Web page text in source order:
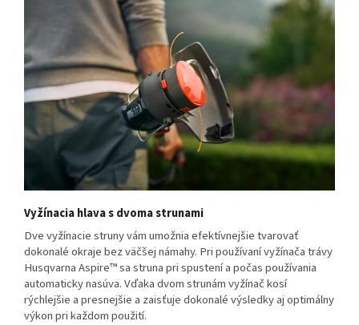
Vyžínacia hlava s dvoma strunami
Dve vyžínacie struny vám umožnia efektívnejšie tvarovať
dokonalé okraje bez väčšej námahy. Pri používaní vyžínača trávy
Husqvarna Aspire™ sa struna pri spustení a počas používania
automaticky nasúva. Vďaka dvom strunám vyžínač kosí
rýchlejšie a presnejšie a zaisťuje dokonalé výsledky aj optimálny
výkon pri každom použití.